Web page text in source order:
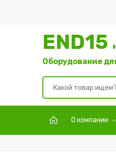
END15
Оборудование
О компании